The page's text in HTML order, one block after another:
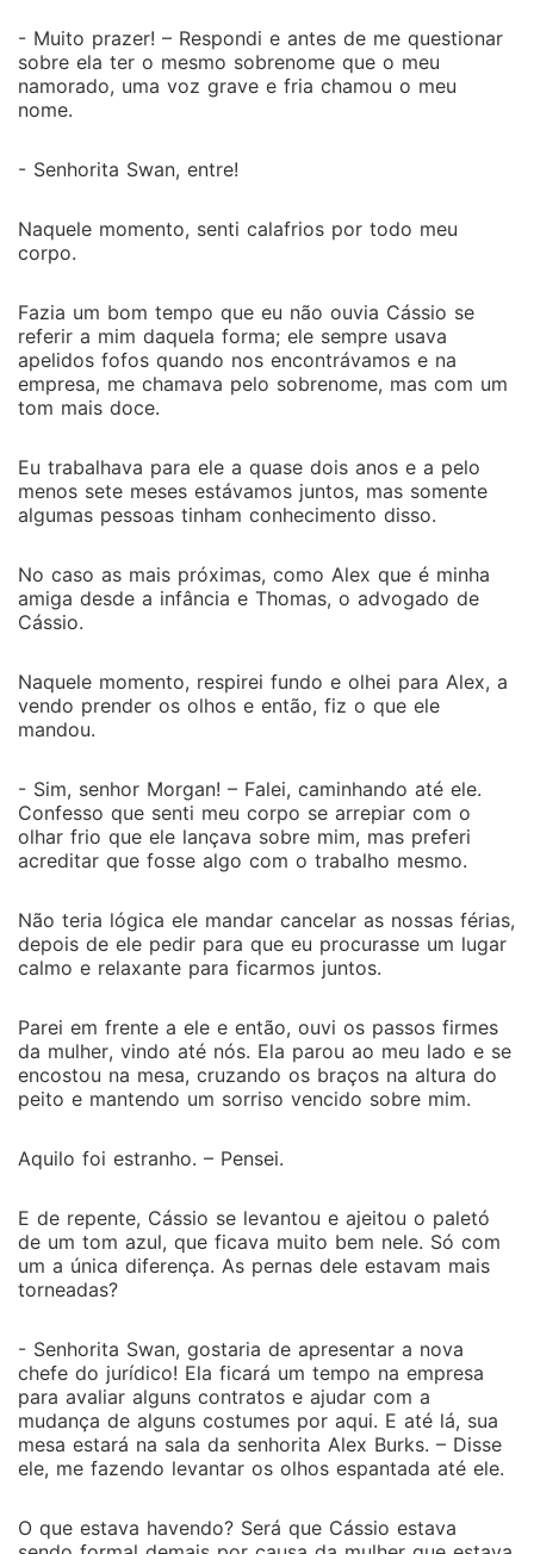
- Muito prazer! – Respondi e antes de me questionar
sobre ela ter o mesmo sobrenome que o meu
namorado, uma voz grave e fria chamou o meu
nome.
- Senhorita Swan, entre!
Naquele momento, senti calafrios por todo meu
corpo.
Fazia um bom tempo que eu não ouvia Cássio se
referir a mim daquela forma; ele sempre usava
apelidos fofos quando nos encontrávamos e na
empresa, me chamava pelo sobrenome, mas com um
tom mais doce.
Eu trabalhava para ele a quase dois anos e a pelo
menos sete meses estávamos juntos, mas somente
algumas pessoas tinham conhecimento disso.
No caso as mais próximas, como Alex que é minha
amiga desde a infância e Thomas, o advogado de
Cássio.
Naquele momento, respirei fundo e olhei para Alex, a
vendo prender os olhos e então, fiz o que ele
mandou.
- Sim, senhor Morgan! – Falei, caminhando até ele.
Confesso que senti meu corpo se arrepiar com o
olhar frio que ele lançava sobre mim, mas preferi
acreditar que fosse algo com o trabalho mesmo.
Não teria lógica ele mandar cancelar as nossas férias,
depois de ele pedir para que eu procurasse um lugar
calmo e relaxante para ficarmos juntos.
Parei em frente a ele e então, ouvi os passos firmes
da mulher, vindo até nós. Ela parou ao meu lado e se
encostou na mesa, cruzando os braços na altura do
peito e mantendo um sorriso vencido sobre mim.
Aquilo foi estranho. – Pensei.
E de repente, Cássio se levantou e ajeitou o paletó
de um tom azul, que ficava muito bem nele. Só com
um a única diferença. As pernas dele estavam mais
torneadas?
- Senhorita Swan, gostaria de apresentar a nova
chefe do jurídico! Ela ficará um tempo na empresa
para avaliar alguns contratos e ajudar com a
mudança de alguns costumes por aqui. E até lá, sua
mesa estará na sala da senhorita Alex Burks. – Disse
ele, me fazendo levantar os olhos espantada até ele.
O que estava havendo? Será que Cássio estava